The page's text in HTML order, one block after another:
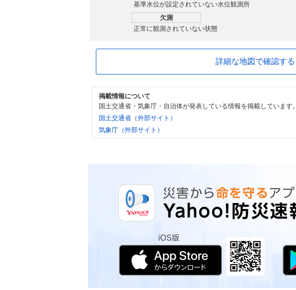
基準水位が設定されていない水位観測所
欠測
正常に観測されていない状態
詳細な地図で確認する
掲載情報について
国土交通省・気象庁・自治体が発表している情報を掲載しています。
国土交通省（外部サイト）
気象庁（外部サイト）